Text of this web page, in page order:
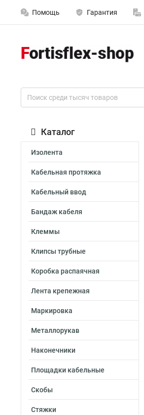
Помощь Гарантия
Каталог
Изолента
Кабельная протяжка
Кабельный ввод
Бандаж кабеля
Клеммы
Клипсы трубные
Коробка распаячная
Лента крепежная
Маркировка
Металлорукав
Наконечники
Площадки кабельные
Скобы
Стяжки